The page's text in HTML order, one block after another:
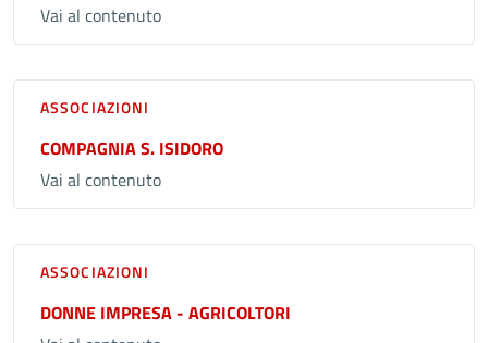
Vai al contenuto
ASSOCIAZIONI
COMPAGNIA S. ISIDORO
Vai al contenuto
ASSOCIAZIONI
DONNE IMPRESA - AGRICOLTORI